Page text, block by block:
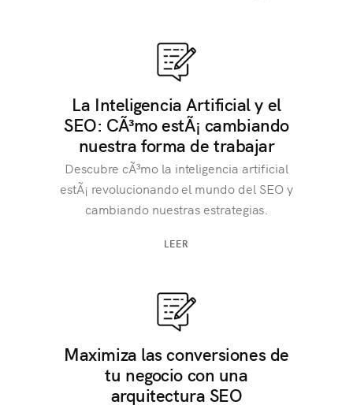
La Inteligencia Artificial y el
SEO: CÃ³mo estÃ¡ cambiando
nuestra forma de trabajar
Descubre cÃ³mo la inteligencia artificial
estÃ¡ revolucionando el mundo del SEO y
cambiando nuestras estrategias.
LEER
Maximiza las conversiones de
tu negocio con una
arquitectura SEO